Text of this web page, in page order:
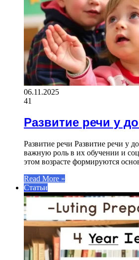
06.11.2025
41
Развитие речи у
Развитие речи Развитие речи у
важную роль в их обучении и
этом возрасте формируются
Read More »
Статьи